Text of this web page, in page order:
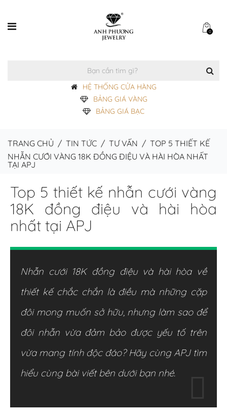
0
HỆ THỐNG CỬA HÀNG
BẢNG GIÁ VÀNG
BẢNG GIÁ BẠC
TRANG CHỦ / TIN TỨC / TƯ VẤN / TOP 5 THIẾT KẾ
NHẪN CƯỚI VÀNG 18K ĐỒNG ĐIỆU VÀ HÀI HÒA NHẤT
TẠI APJ
Top 5 thiết kế nhẫn cưới vàng
18K đồng điệu và hài hòa
nhất tại APJ
Nhẫn cưới 18K đồng điệu và hài hòa về
thiết kế chắc chắn là điều mà những cặp
đôi mong muốn sở hữu, nhưng làm sao để
đôi nhẫn vừa đảm bảo được yếu tố trên
vừa mang tính độc đáo? Hãy cùng APJ tìm
hiểu cùng bài viết bên dưới bạn nhé.